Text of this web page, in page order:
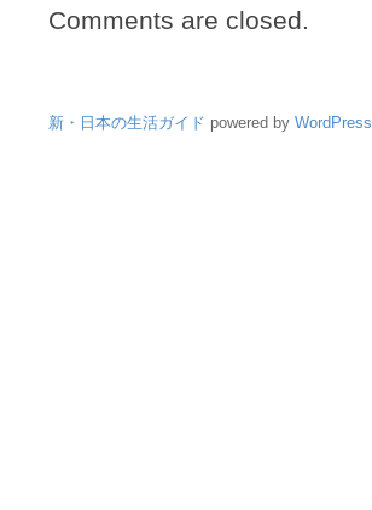
Comments are closed.
新・日本の生活ガイド powered by WordPress